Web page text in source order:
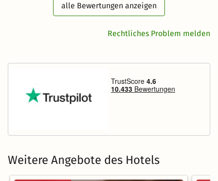
alle Bewertungen anzeigen
Rechtliches Problem melden
Weitere Angebote des Hotels